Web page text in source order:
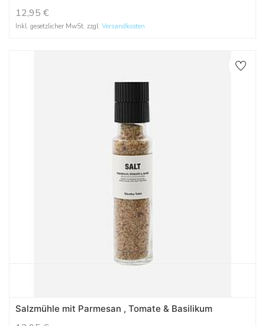
12,95 €
Inkl. gesetzlicher MwSt. zzgl. Versandkosten
Salzmühle mit Parmesan , Tomate & Basilikum